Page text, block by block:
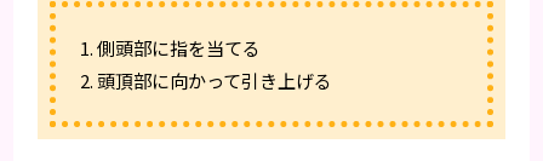
1. 側頭部に指を当てる
2. 頭頂部に向かって引き上げる